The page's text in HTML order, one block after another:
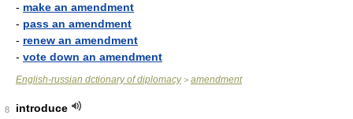
- make an amendment
- pass an amendment
- renew an amendment
- vote down an amendment
English-russian dctionary of diplomacy> amendment
8 introduce